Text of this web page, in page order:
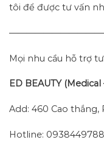
tôi để được tư vấn
Mọi nhu cầu hỗ trợ
ED BEAUTY (Medical
Add: 460 Cao thắng,
Hotline: 0938449788